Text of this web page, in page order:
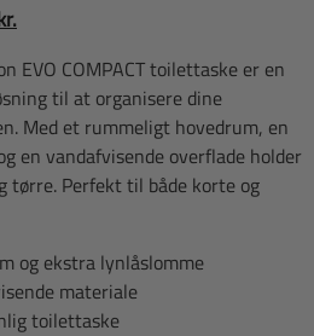
pris
er:
119,00 kr..
EVO COMPACT toilettaske er en
til at organisere dine
Med et rummeligt hovedrum, en
en vandafvisende overflade holder
tørre. Perfekt til både korte og
og ekstra lynlåslomme
materiale
toilettaske